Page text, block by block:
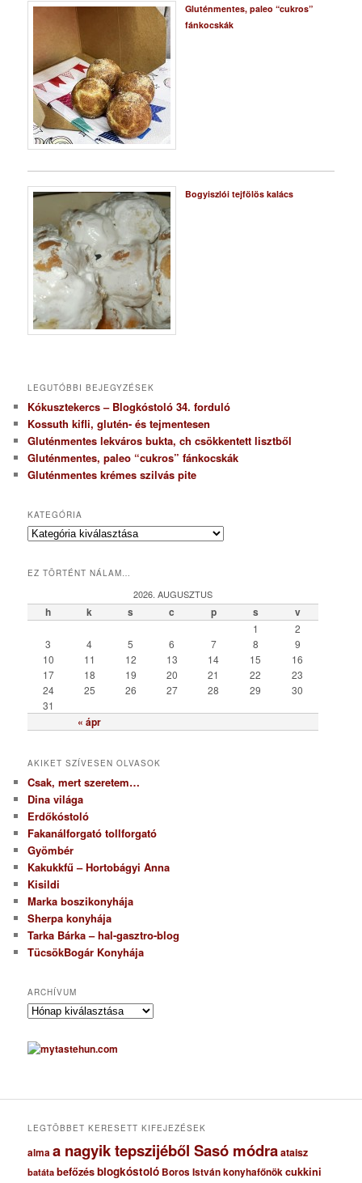
Gluténmentes, paleo “cukros”
fánkocskák
Bogyiszlói tejfölös kalács
LEGUTÓBBI BEJEGYZÉSEK
Kókusztekercs – Blogkóstoló 34. forduló
Kossuth kifli, glutén- és tejmentesen
Gluténmentes lekváros bukta, ch csökkentett lisztből
Gluténmentes, paleo “cukros” fánkocskák
Gluténmentes krémes szilvás pite
KATEGÓRIA
K
e
r
EZ TÖRTÉNT NÁLAM…
2026. AUGUSZTUS
h k s c p s v
« ápr
1
2
3
4 5 6 7 8
9
10
11 12 13 14 15
16
17
18 19 20 21 22
23
24
25 26 27 28 29
30
31
AKIKET SZÍVESEN OLVASOK
Csak, mert szeretem…
Dina világa
Erdőkóstoló
Fakanálforgató tollforgató
Gyömbér
Kakukkfű – Hortobágyi Anna
Kisildi
Marka boszikonyhája
Sherpa konyhája
Tarka Bárka – hal-gasztro-blog
TücsökBogár Konyhája
ARCHÍVUM
A
c
h
u
LEGTÖBBET KERESETT KIFEJEZÉSEK
almaa nagyik tepszijéből Sasó módraataisz
batáta befőzésblogkóstoló Boros István konyhafőnökcukkini